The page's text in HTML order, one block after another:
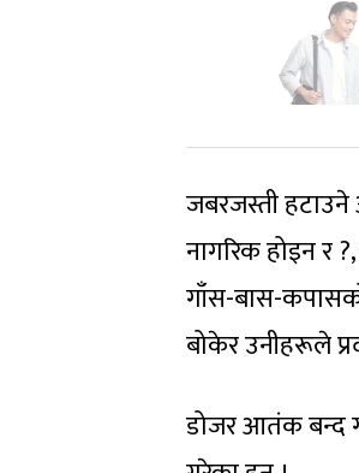
जबरजस्ती हटाउने
नागरिक होइन र
गाँस-बास-
बोकेर उनीहरूले
डोजर आतंक बन्द